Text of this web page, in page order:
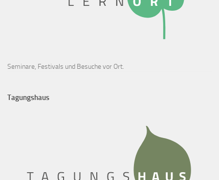
Seminare, Festivals und Besuche vor Ort.
Tagungshaus